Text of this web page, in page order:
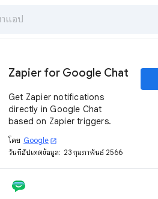
Zapier for Google Chat
Get Zapier notifications
directly in Google Chat
based on Zapier triggers.
โดย Google open_in_new
วันที่อัปเดตข้อมูล: 23 กุมภาพันธ์ 2566